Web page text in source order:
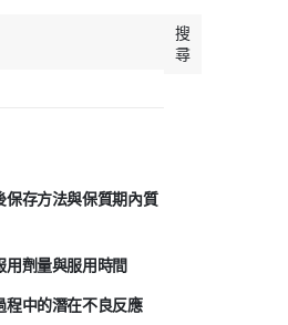
搜
尋
存方法與保質期內質
用劑量與服用時間
中的潛在不良反應